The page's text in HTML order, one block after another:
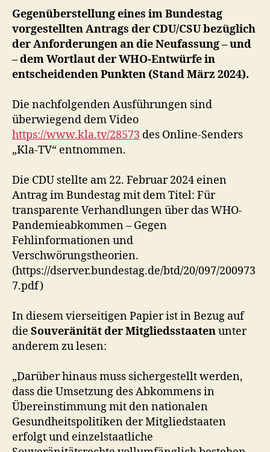
Gegenüberstellung eines im Bundestag
vorgestellten Antrags der CDU/CSU bezüglich
der Anforderungen an die Neufassung – und
– dem Wortlaut der WHO-Entwürfe in
entscheidenden Punkten (Stand März 2024).
Die nachfolgenden Ausführungen sind
überwiegend dem Video
https://www.kla.tv/28573 des Online-Senders
„Kla-TV“ entnommen.
Die CDU stellte am 22. Februar 2024 einen
Antrag im Bundestag mit dem Titel: Für
transparente Verhandlungen über das WHO-
Pandemieabkommen – Gegen
Fehlinformationen und
Verschwörungstheorien.
(https://dserver.bundestag.de/btd/20/097/200973
7.pdf)
In diesem vierseitigen Papier ist in Bezug auf
die Souveränität der Mitgliedsstaatenunter
anderem zu lesen:
„Darüber hinaus muss sichergestellt werden,
dass die Umsetzung des Abkommens in
Übereinstimmung mit den nationalen
Gesundheitspolitiken der Mitgliedstaaten
erfolgt und einzelstaatliche